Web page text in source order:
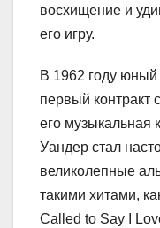
восхищение и
его игру.
В 1962 году юный
первый контракт
его музыкальная
Уандер стал
великолепные
такими хитами,
Called to Say I